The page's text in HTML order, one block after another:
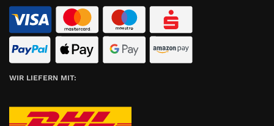
WIR LIEFERN MIT: